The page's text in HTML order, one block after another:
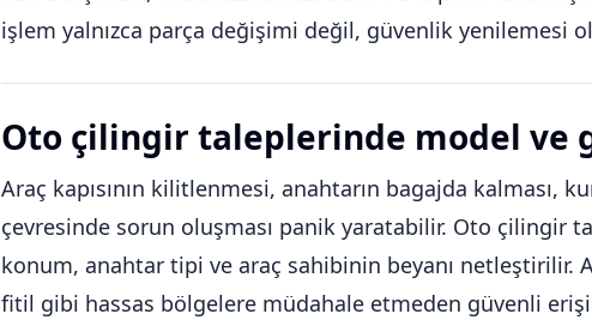
işlem yalnızca parça değişimi değil, güvenlik yenilemesi
Oto çilingir taleplerinde model ve
Araç kapısının kilitlenmesi, anahtarın bagajda kalması,
çevresinde sorun oluşması panik yaratabilir. Oto çilingir
konum, anahtar tipi ve araç sahibinin beyanı netleştirilir.
fitil gibi hassas bölgelere müdahale etmeden güvenli